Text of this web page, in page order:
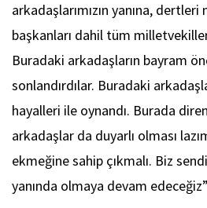
arkadaşlarımızın yanına,
başkanları dahil tüm
Buradaki arkadaşların bayram
sonlandırdılar. Buradaki
hayalleri ile oynandı. Burada
arkadaşlar da duyarlı olması
ekmeğine sahip çıkmalı. Biz
yanında olmaya devam